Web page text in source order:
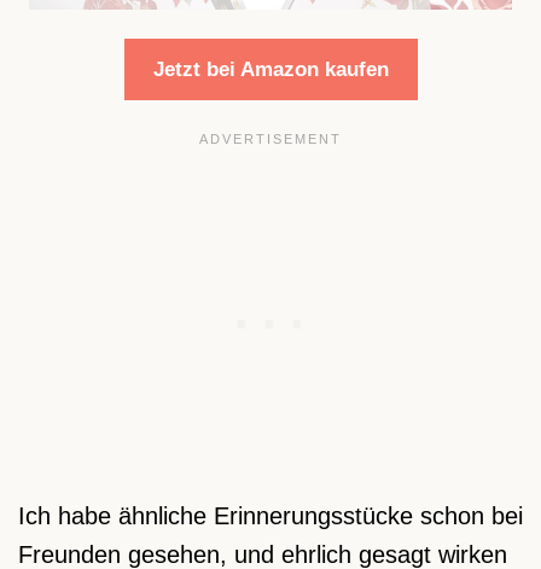
Jetzt bei Amazon kaufen
Ich habe ähnliche Erinnerungsstücke schon bei
Freunden gesehen, und ehrlich gesagt wirken